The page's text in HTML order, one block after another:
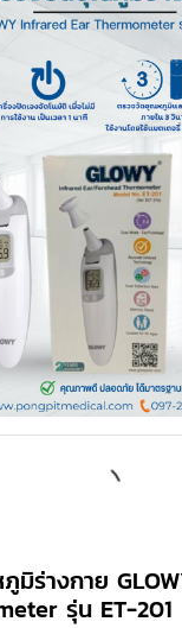
มิร่างกาย
รุ่น ET-201